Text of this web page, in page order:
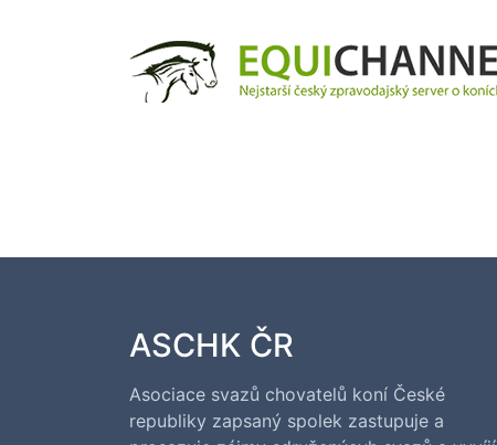
ASCHK ČR
Asociace svazů chovatelů koní České
republiky zapsaný spolek zastupuje a